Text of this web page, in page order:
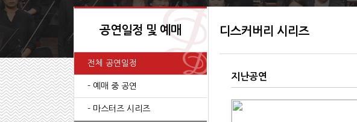
공연일정 및 예매
전체 공연일정
- 예매 중 공연
- 마스터즈 시리즈
디스커버리 시리즈
지난공연